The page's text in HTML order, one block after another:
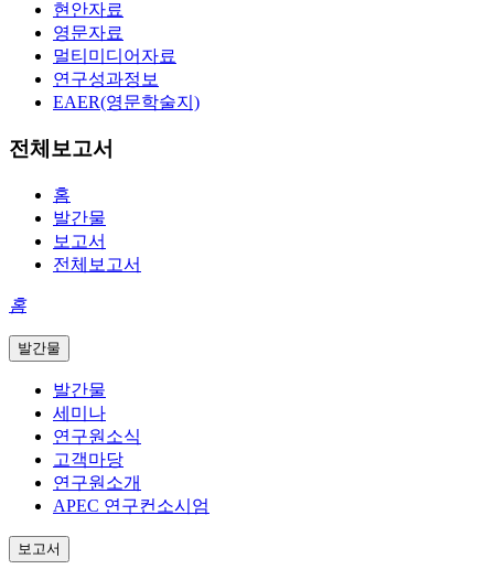
현안자료
영문자료
멀티미디어자료
연구성과정보
EAER(영문학술지)
전체보고서
홈
발간물
보고서
전체보고서
홈
발간물
발간물
세미나
연구원소식
고객마당
연구원소개
APEC 연구컨소시엄
보고서